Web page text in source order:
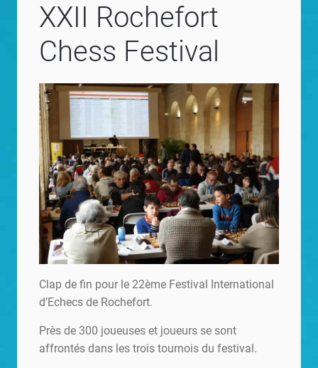
XXII Rochefort
Chess Festival
Clap de fin pour le 22ème Festival International
d’Echecs de Rochefort.
Près de 300 joueuses et joueurs se sont
affrontés dans les trois tournois du festival.